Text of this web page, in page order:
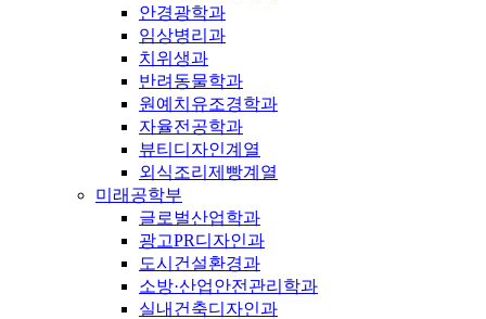
안경광학과
임상병리과
치위생과
반려동물학과
원예치유조경학과
자율전공학과
뷰티디자인계열
외식조리제빵계열
미래공학부
글로벌산업학과
광고PR디자인과
도시건설환경과
소방·산업안전관리학과
실내건축디자인과